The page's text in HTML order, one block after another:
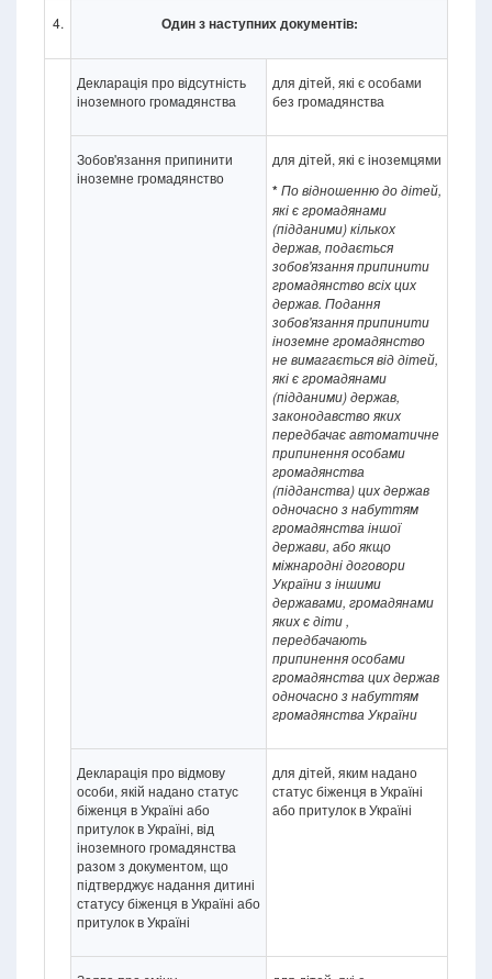
4. Один з наступних документів:
Декларація про відсутність
іноземного громадянства
для дітей, які є особами
без громадянства
Зобов'язання припинити
іноземне громадянство
для дітей, які є іноземцями
*По відношенню до дітей,
які є громадянами
(підданими) кількох
держав, подається
зобов'язання припинити
громадянство всіх цих
держав. Подання
зобов'язання припинити
іноземне громадянство
не вимагається від дітей,
які є громадянами
(підданими) держав,
законодавство яких
передбачає автоматичне
припинення особами
громадянства
(підданства) цих держав
одночасно з набуттям
громадянства іншої
держави, або якщо
міжнародні договори
України з іншими
державами, громадянами
яких є діти ,
передбачають
припинення особами
громадянства цих держав
одночасно з набуттям
громадянства України
Декларація про відмову
особи, якій надано статус
біженця в Україні або
притулок в Україні, від
іноземного громадянства
разом з документом, що
підтверджує надання дитині
статусу біженця в Україні або
притулок в Україні
для дітей, яким надано
статус біженця в Україні
або притулок в Україні